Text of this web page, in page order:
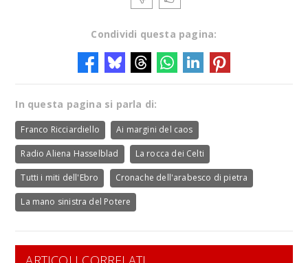
Condividi questa pagina:
In questa pagina si parla di:
Franco Ricciardiello Ai margini del caos
Radio Aliena Hasselblad La rocca dei Celti
Tutti i miti dell'Ebro Cronache dell'arabesco di pietra
La mano sinistra del Potere